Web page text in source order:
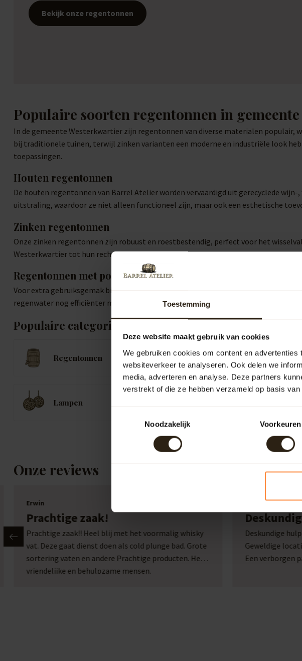
Toestemming
Deze website maakt gebruik van cookies
We gebruiken cookies om content en
websiteverkeer te analyseren. Ook delen we
media, adverteren en analyse. Deze partners
verstrekt of die ze hebben verzameld op basis
Noodzakelijk
Voorkeuren
Bekijk onze regentonnen
Populaire soorten regentonnen in
In de gemeente Westerkwartier zijn regentonnen van diverse materialen
bij traditionele tuinen, terwijl zinken varianten een moderne en industriële look
toepassingen.
Houten regentonnen
De houten regentonnen van Barrel Atelier worden vervaardigd uit gerecyclede
uitstraling, waardoor ze niet alleen functioneel zijn, maar ook een esthetische
Zinken regentonnen
Onze zinken regentonnen zijn robuust en roestbestendig, perfect voor het
Westerkwartier tot hun recht komt.
Regentonnen met pomp of kraan
Voor extra gebruiksgemak bieden wij regentonnen met geïntegreerde pompen of
regenwater nog efficiënter maakt.
Populaire categorieën
Regentonnen Kuipen
Lampen
Onze reviews
Erwin
Prachtige zaak!
Prachtige zaak!! Heel blij met het voormalig whisky
vat. Deze gaat dienst doen als cold plunge bad. Grote
sortering vaten en andere Prachtige producten. Heel
vriendelijke en behulpzame mensen.
Marcel Beckers
Deskundige
Geweldige
Een verborgen